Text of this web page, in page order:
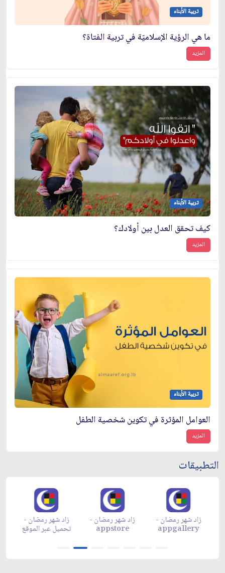
تربية الأبناء
ما هي الرؤية الإسلاميّة في تربية الفتاة؟
المزيد
تربية الأبناء
كيف تحقق العدل بين أولادك؟
المزيد
تربية الأبناء
العوامل المؤثرة في تكوين شخصية الطفل
المزيد
التطبيقات
زاد شهر رمضان -
تحميل عبر الموقع
زاد شهر رمضان -
appstore
زاد شهر رمضان -
appgallery